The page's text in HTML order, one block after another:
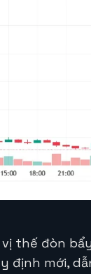
thế đòn
định mới,